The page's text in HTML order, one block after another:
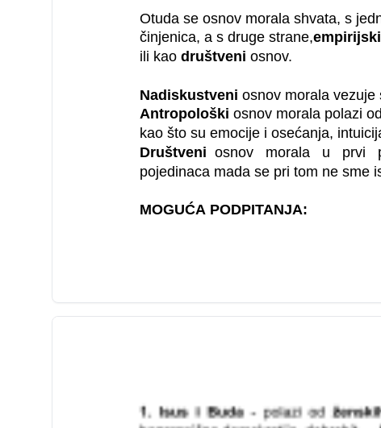
Otuda se osnov morala shvata, s
činjenica, a s druge strane,empirijski
ili kao društveni osnov.
Nadiskustveni osnov morala vezuje
Antropološki osnov morala polazi
kao što su emocije i osećanja,
Društveni osnov morala u prvi
pojedinaca mada se pri tom ne sme
MOGUĆA PODPITANJA: